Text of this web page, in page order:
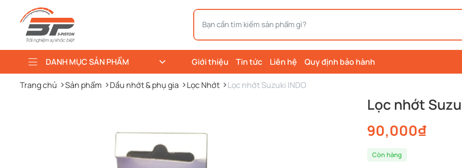
DANH MỤC SẢN PHẨM Giới thiệu Tin tức Liên hệ Quy định bảo hành
Trang chủ Sản phẩm Dầu nhớt & phụ gia Lọc Nhớt Lọc nhớt Suzuki INDO
Lọc nhớt
90,000₫
Còn hàng